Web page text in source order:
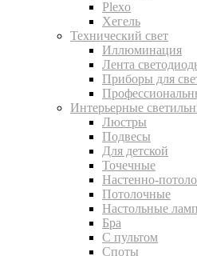
Plexo
Хегель
Технический свет
Иллюминация
Лента
Приборы для
Интерьерные
Люстры
Подвесы
Для детской
Точечные
Настенно-
Потолочные
Настольные
Бра
С пультом
Споты